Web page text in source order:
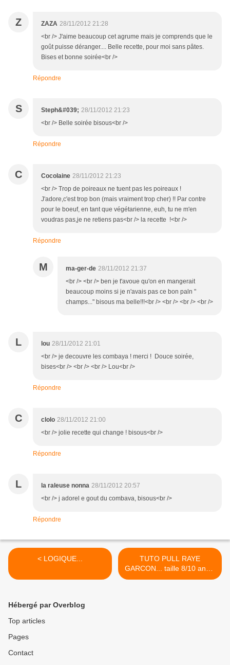
Z ZAZA 28/11/2012 21:28
<br /> J'aime beaucoup cet agrume mais je comprends que le
goût puisse déranger.... Belle recette, pour moi sans pâtes.
Bises et bonne soirée<br />
Répondre
S Steph&#039; 28/11/2012 21:23
<br /> Belle soirée bisous<br />
Répondre
C Cocolaine 28/11/2012 21:23
<br /> Trop de poireaux ne tuent pas les poireaux !
J'adore,c'est trop bon (mais vraiment trop cher) !! Par contre
pour le boeuf, en tant que végétarienne, euh, tu ne m'en
voudras pas,je ne retiens pas<br /> la recette !<br />
Répondre
M ma-ger-de 28/11/2012 21:37
<br /> <br /> ben je t'avoue qu'on en mangerait
beaucoup moins si je n'avais pas ce bon paln "
champs..." bisous ma belle!!!<br /> <br /> <br /> <br />
L lou 28/11/2012 21:01
<br /> je decouvre les combaya ! merci ! Douce soirée,
bises<br /> <br /> <br /> Lou<br />
Répondre
C clolo 28/11/2012 21:00
<br /> jolie recette qui change ! bisous<br />
Répondre
L la raleuse nonna 28/11/2012 20:57
<br /> j adorel e gout du combava, bisous<br />
Répondre
< LOGIQUE...
TUTO PULL RAYE
GARCON... taille 8/10 ans...
>
Hébergé par Overblog
Top articles
Pages
Contact